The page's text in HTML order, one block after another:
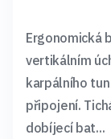
Ergonomická
vertikálním
karpálního
připojení.
dobíjecí bat...